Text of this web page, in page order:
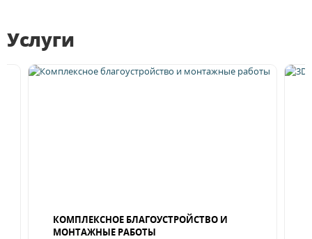
Услуги
КОМПЛЕКСНОЕ БЛАГОУСТРОЙСТВО И
МОНТАЖНЫЕ РАБОТЫ